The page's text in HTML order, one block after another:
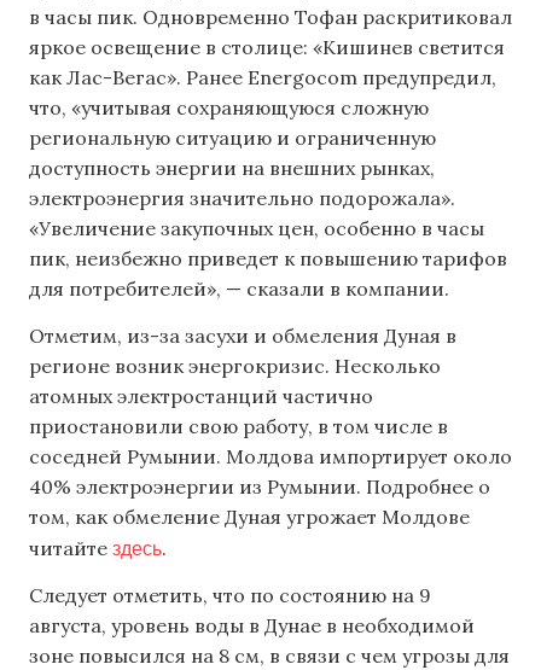
в часы пик. Одновременно Тофан раскритиковал
яркое освещение в столице: «Кишинев светится
как Лас-Вегас». Ранее Energocom предупредил,
что, «учитывая сохраняющуюся сложную
региональную ситуацию и ограниченную
доступность энергии на внешних рынках,
электроэнергия значительно подорожала».
«Увеличение закупочных цен, особенно в часы
пик, неизбежно приведет к повышению тарифов
для потребителей», — сказали в компании.
Отметим, из-за засухи и обмеления Дуная в
регионе возник энергокризис. Несколько
атомных электростанций частично
приостановили свою работу, в том числе в
соседней Румынии. Молдова импортирует около
40% электроэнергии из Румынии. Подробнее о
том, как обмеление Дуная угрожает Молдове
читайте здесь.
Следует отметить, что по состоянию на 9
августа, уровень воды в Дунае в необходимой
зоне повысился на 8 см, в связи с чем угрозы для